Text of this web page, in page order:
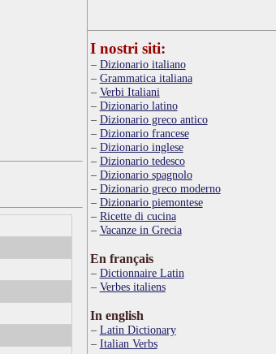
I nostri siti:
Dizionario italiano
Grammatica italiana
Verbi Italiani
Dizionario latino
Dizionario greco antico
Dizionario francese
Dizionario inglese
Dizionario tedesco
Dizionario spagnolo
Dizionario greco moderno
Dizionario piemontese
Ricette di cucina
Vacanze in Grecia
En français
Dictionnaire Latin
Verbes italiens
In english
Latin Dictionary
Italian Verbs